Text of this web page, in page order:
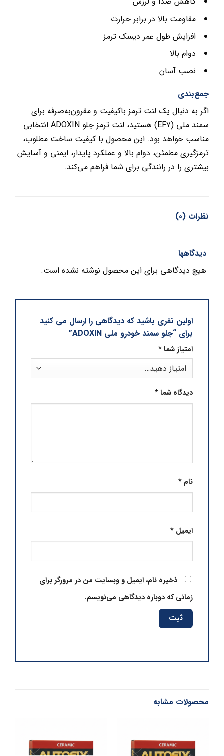
مقاومت بالا در برابر حرارت
افزایش طول عمر دیسک ترمز
دوام بالا
نصب آسان
جمع‌بندی
اگر به دنبال یک لنت ترمز باکیفیت و مقرون‌به‌صرفه برای
سمند ملی (EF7) هستید، لنت ترمز جلو ADOXIN انتخابی
مناسب خواهد بود. این محصول با کیفیت ساخت مطلوب،
ترمزگیری مطمئن، دوام بالا و عملکرد پایدار، ایمنی و آسایش
بیشتری را در رانندگی برای شما فراهم می‌کند.
نظرات (0)
دیدگاهها
هیچ دیدگاهی برای این محصول نوشته نشده است.
اولین نفری باشید که دیدگاهی را ارسال می کنید
برای “جلو سمند خودرو ملی ADOXIN”
امتیاز شما*
دیدگاه شما*
نام*
ایمیل*
ذخیره نام، ایمیل و وبسایت من در مرورگر برای
زمانی که دوباره دیدگاهی می‌نویسم.
محصولات مشابه